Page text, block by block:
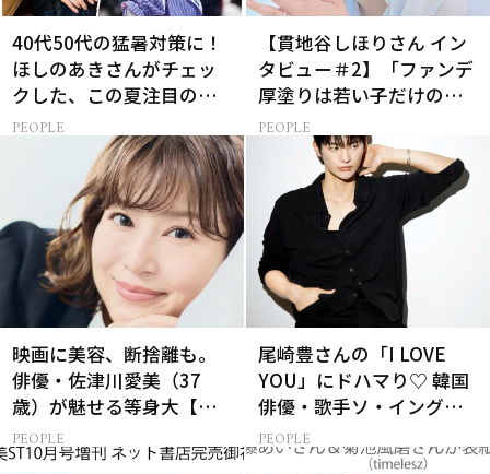
40代50代の猛暑対策に！
ほしのあきさんがチェッ
クした、この夏注目の暑
さ対策グッズ3選
PEOPLE
【貫地谷しほりさん イン
タビュー＃2】「ファンデ
厚塗りは若い子だけの特
権！」40代の今、たどり
着いたこだわりの美容法
PEOPLE
映画に美容、断捨離も。
俳優・佐津川愛美（37
歳）が魅せる等身大【美
ST特別画像集】
PEOPLE
尾崎豊さんの「I LOVE
YOU」にドハマり♡ 韓国
俳優・歌手ソ・イングク
さんの音楽がすべての人
生って？
PEOPLE